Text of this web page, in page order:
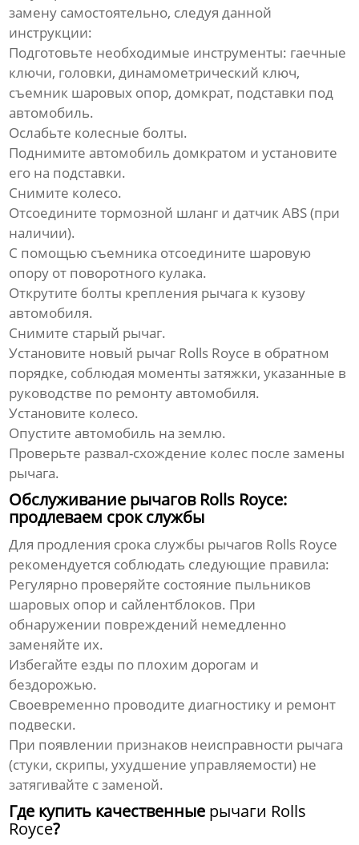
замену самостоятельно, следуя данной
инструкции:
Подготовьте необходимые инструменты: гаечные
ключи, головки, динамометрический ключ,
съемник шаровых опор, домкрат, подставки под
автомобиль.
Ослабьте колесные болты.
Поднимите автомобиль домкратом и установите
его на подставки.
Снимите колесо.
Отсоедините тормозной шланг и датчик ABS (при
наличии).
С помощью съемника отсоедините шаровую
опору от поворотного кулака.
Открутите болты крепления рычага к кузову
автомобиля.
Снимите старый рычаг.
Установите новый рычаг Rolls Royce в обратном
порядке, соблюдая моменты затяжки, указанные в
руководстве по ремонту автомобиля.
Установите колесо.
Опустите автомобиль на землю.
Проверьте развал-схождение колес после замены
рычага.
Обслуживание рычагов Rolls Royce:
продлеваем срок службы
Для продления срока службы рычагов Rolls Royce
рекомендуется соблюдать следующие правила:
Регулярно проверяйте состояние пыльников
шаровых опор и сайлентблоков. При
обнаружении повреждений немедленно
заменяйте их.
Избегайте езды по плохим дорогам и
бездорожью.
Своевременно проводите диагностику и ремонт
подвески.
При появлении признаков неисправности рычага
(стуки, скрипы, ухудшение управляемости) не
затягивайте с заменой.
Где купить качественные рычаги Rolls
Royce?